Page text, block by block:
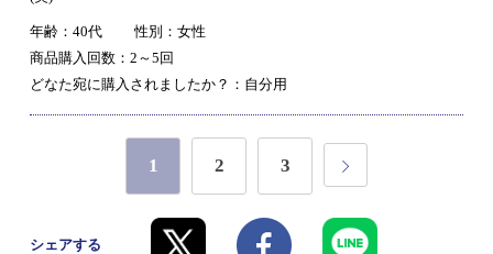
年齢：40代
性別：女性
商品購入回数：2～5回
どなた宛に購入されましたか？：自分用
1 2 3
シェアする